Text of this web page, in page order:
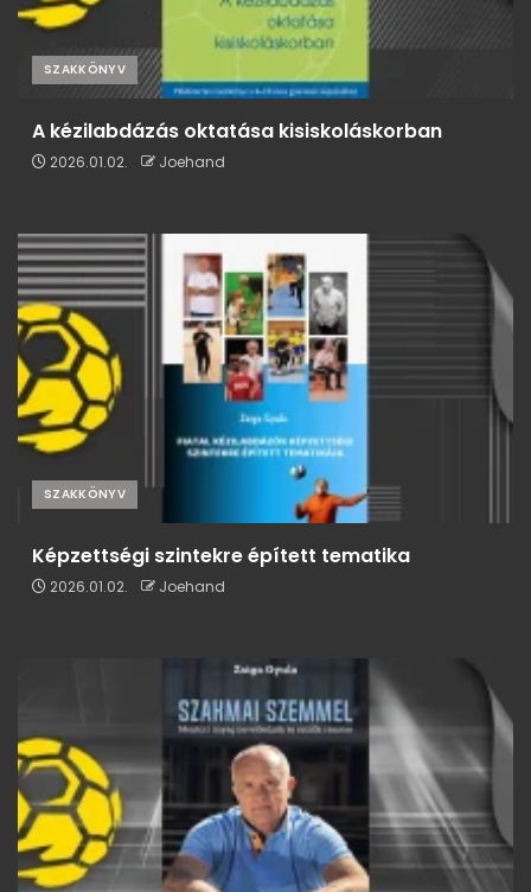
SZAKKÖNYV
A kézilabdázás oktatása kisiskoláskorban
2026.01.02. Joehand
SZAKKÖNYV
Képzettségi szintekre épített tematika
2026.01.02. Joehand